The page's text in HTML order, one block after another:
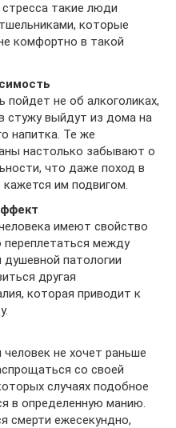
такие люди
которые
комфортно в такой
пойдет не об алкоголиках,
стужу выйдут из дома на
напитка. Те же
настолько забывают о
что даже поход в
им подвигом.
имеют свойство
переплетаться между
патологии
другая
которая приводит к
не хочет раньше
со своей
случаях подобное
в определенную манию.
смерти ежесекундно,